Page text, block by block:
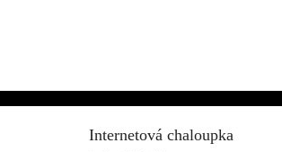
Internetová chaloupka